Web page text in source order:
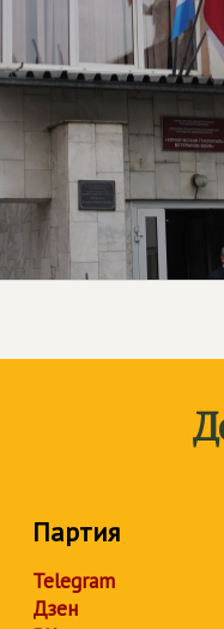
Партия
Telegram
Дзен